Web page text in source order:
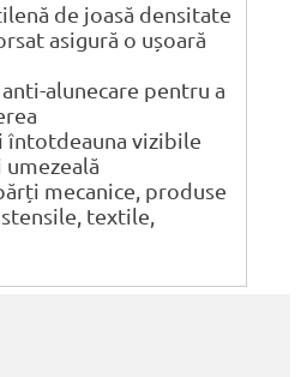
de joasă densitate
asigură o ușoară
alunecare pentru a
întotdeauna vizibile
mecanice, produse
textile,